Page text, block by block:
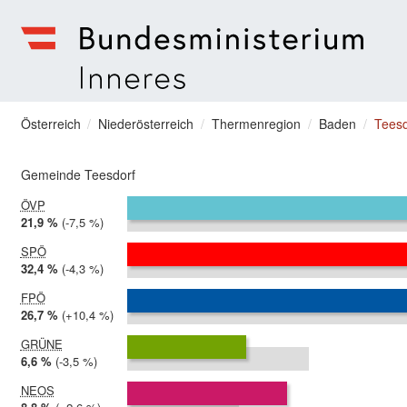
zum Menu springen
Sie befinden sich hier
Österreich Niederösterreich Thermenregion Baden
Gemeinde Teesdorf
ÖVP
2024:
21,9 %
2019:
29,3 %
Differenz:
-7,5 %
SPÖ
2024:
32,4 %
2019:
36,6 %
Differenz:
-4,3 %
FPÖ
2024:
26,7 %
2019:
16,3 %
Differenz:
+10,4 %
GRÜNE
2024:
6,6 %
2019:
10,0 %
Differenz:
-3,5 %
NEOS